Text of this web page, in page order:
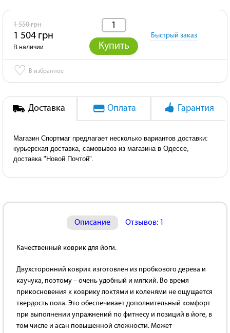
1 550 грн
1 504 грн
В наличии Купить
Быстрый заказ
♡ В избранное
Доставка Оплата Гарантия
Магазин Спортмаг предлагает несколько вариантов доставки:
курьерская доставка, самовывоз из магазина в Одессе,
доставка "Новой Почтой".
Описание Отзывов: 1
Качественный коврик для йоги.
Двухсторонний коврик изготовлен из пробкового дерева и
каучука, поэтому – очень удобный и мягкий. Во время
прикосновения к коврику локтями и коленями не ощущается
твердость пола. Это обеспечивает дополнительный комфорт
при выполнении упражнений по фитнесу и позиций в йоге, в
том числе и асан повышенной сложности. Может